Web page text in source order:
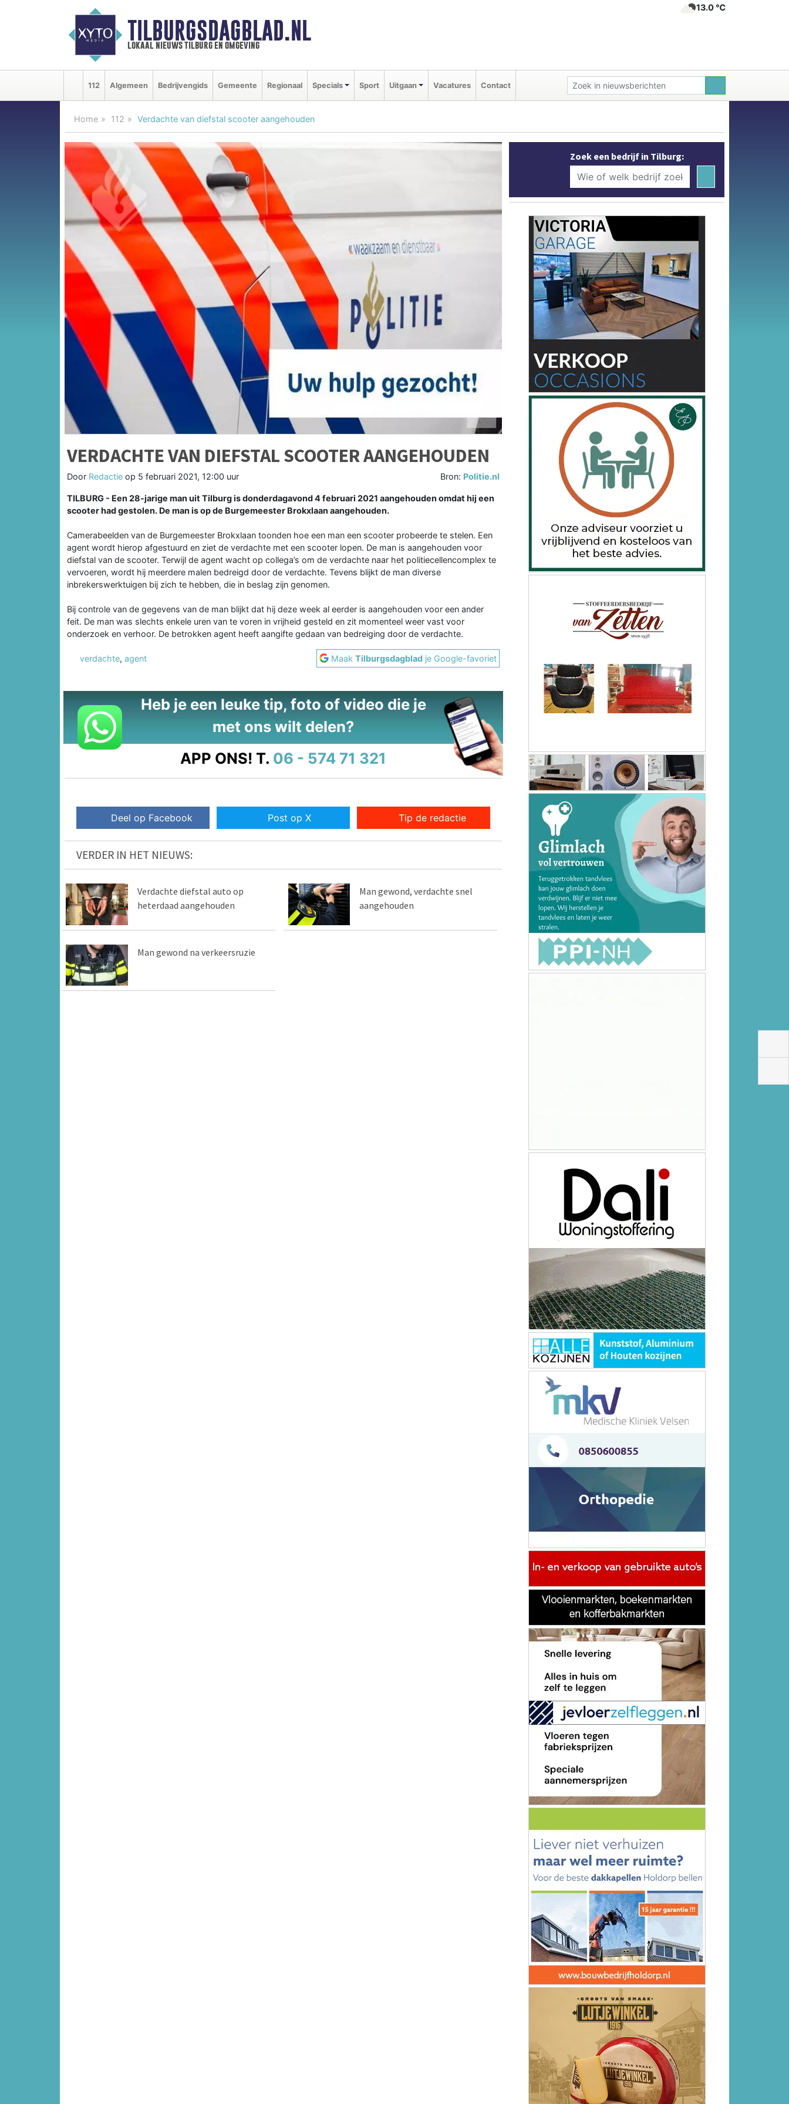
TILBURGSDAGBLAD.NL
lokaal nieuws tilburg en omgeving
13.0 ℃
112 Algemeen Bedrijvengids Gemeente Regionaal Specials Sport Uitgaan Vacatures Contact
Home 112 Verdachte van diefstal scooter aangehouden
VERDACHTE VAN DIEFSTAL SCOOTER AANGEHOUDEN
Door Redactie op 5 februari 2021, 12:00 uur Bron: Politie.nl
TILBURG - Een 28-jarige man uit Tilburg is donderdagavond 4 februari 2021 aangehouden omdat hij een
scooter had gestolen. De man is op de Burgemeester Brokxlaan aangehouden.
Camerabeelden van de Burgemeester Brokxlaan toonden hoe een man een scooter probeerde te stelen. Een
agent wordt hierop afgestuurd en ziet de verdachte met een scooter lopen. De man is aangehouden voor
diefstal van de scooter. Terwijl de agent wacht op collega’s om de verdachte naar het politiecellencomplex te
vervoeren, wordt hij meerdere malen bedreigd door de verdachte. Tevens blijkt de man diverse
inbrekerswerktuigen bij zich te hebben, die in beslag zijn genomen.
Bij controle van de gegevens van de man blijkt dat hij deze week al eerder is aangehouden voor een ander
feit. De man was slechts enkele uren van te voren in vrijheid gesteld en zit momenteel weer vast voor
onderzoek en verhoor. De betrokken agent heeft aangifte gedaan van bedreiging door de verdachte.
verdachte, agent MaakTilburgsdagblad je Google-favoriet
Heb je een leuke tip, foto of video die je
met ons wilt delen?
APP ONS! T. 06 - 574 71 321
Deel op Facebook Post op X Tip de redactie
VERDER IN HET NIEUWS:
Verdachte diefstal auto op
heterdaad aangehouden
Man gewond, verdachte snel
aangehouden
Man gewond na verkeersruzie
Zoek een bedrijf in Tilburg: